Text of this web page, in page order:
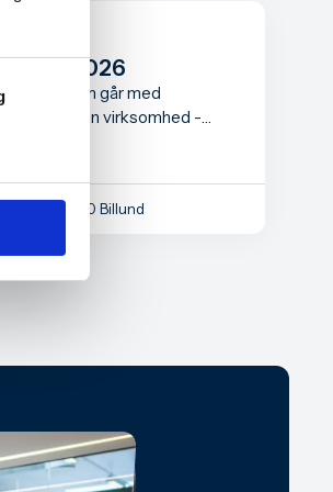
2026
for dig, som går med
din egen virksomhed -
taget det første skridt som
35, 7190 Billund